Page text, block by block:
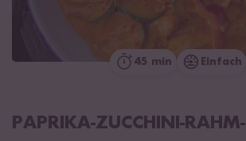
45 min Einfach
PAPRIKA-ZUCCHINI-RAHM-